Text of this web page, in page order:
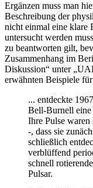
Ergänzen muss man
Beschreibung der
nicht einmal eine klare
untersucht werden
zu beantworten gilt,
Zusammenhang im
Diskussion“ unter
erwähnten Beispiele
... entdeckte
Bell-Burnell eine
Ihre Pulse
-, dass sie
schließlich
verblüffend
schnell
Pulsar.